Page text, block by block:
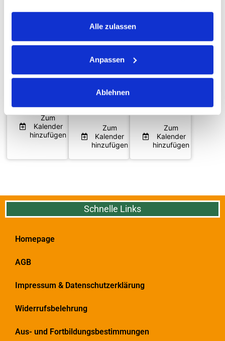
Alle zulassen
Anpassen
Ablehnen
18:00 -
Zum
Kalender
hinzufügen
Sanoanimal
Online
05.11.2026
Zum
Kalender
hinzufügen
Online
03.12.2026
Zum
Kalender
hinzufügen
Schnelle Links
Homepage
AGB
Impressum & Datenschutzerklärung
Widerrufsbelehrung
Aus- und Fortbildungsbestimmungen